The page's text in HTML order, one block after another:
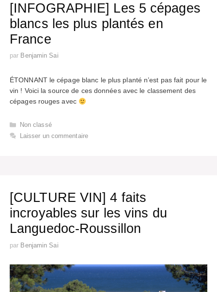
[INFOGRAPHIE] Les 5 cépages
blancs les plus plantés en
France
par Benjamin Sai
ÉTONNANT le cépage blanc le plus planté n’est pas fait pour le
vin ! Voici la source de ces données avec le classement des
cépages rouges avec
Catégories
Non classé
Laisser un commentaire
[CULTURE VIN] 4 faits
incroyables sur les vins du
Languedoc-Roussillon
par Benjamin Sai